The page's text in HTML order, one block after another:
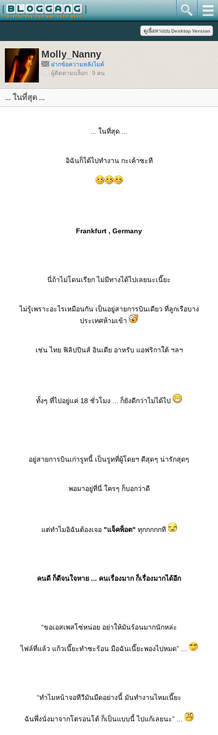
Molly_Nanny
ฝากข้อความหลังไมค์
ผู้ติดตามบล็อก : 9 คน
... ในที่สุด ...
... ในที่สุด ...
อิฉันก็ได้ไปทำงาน กะเค้าซะที
Frankfurt , Germany
นี่ถ้าไม่โดนเรียก ไม่มีทางได้ไปเลยนะเนี๊ยะ
ไม่รู้เพราะอะไรเหมือนกัน เป็นอยู่สายการบินเดียว ที่ลูกเรือบาง
ประเทศห้ามเข้า
เช่น ไทย ฟิลิปปินส์ อินเดีย อาหรับ แอฟริกาใต้ ฯลฯ
ทั้งๆ ที่ไปอยู่แค่ 18 ชั่วโมง ... ก็ยังดีกว่าไม่ได้ไป
อยู่สายการบินเก่ารูทนี้ เป็นรูทที่ผู้โดยฯ ดีสุดๆ น่ารักสุดๆ
พอมาอยู่ที่นี่ ใครๆ ก็บอกว่าดี
ต่ทำไมอิฉันต้องเจอ "แจ็คพ็อต" ทุกกกกกที
คนดี ก็ดีจนใจหาย ... คนเรื่องมาก ก็เรื่องมากได้อีก
“ขอเอสเพสโซ่หน่อย อย่าให้มันร้อนมากนักหล่ะ
ไฟล์ที่แล้ว แก้วเนี๊ยะทำซะร้อน มือฉันเนี๊ยะพองไปหมด” ...
“ทำไมหน้าจอทีวีมันมืดอย่างนี้ มันทำงานไหมเนี๊ยะ
ฉันพึ่งนั่งมาจากโตรอนโต้ ก็เป็นแบบนี้ ไปแก้เลยนะ” ...